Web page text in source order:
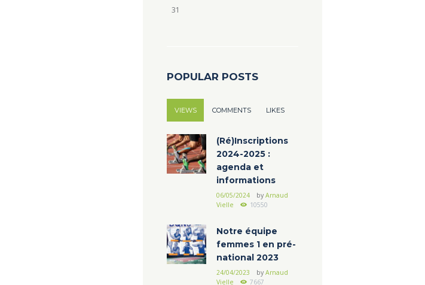
31
POPULAR POSTS
VIEWS COMMENTS LIKES
(Ré)Inscriptions
2024-2025 :
agenda et
informations
06/05/2024 by Arnaud
Vielle
10550
Notre équipe
femmes 1 en pré-
national 2023
24/04/2023 by Arnaud
Vielle
7667